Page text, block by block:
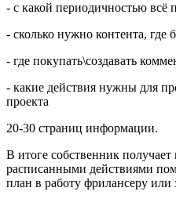
- с какой периодичностью всё
- сколько нужно контента, где
- где покупать\создавать
- какие действия нужны для
проекта
20-30 страниц информации.
В итоге собственник
расписанными действиями
план в работу фрилансеру или